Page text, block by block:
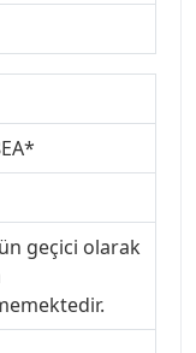
geçici olarak